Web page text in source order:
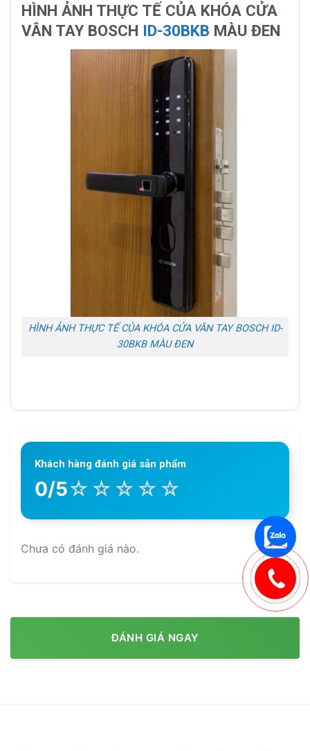
HÌNH ẢNH THỰC TẾ CỦA KHÓA CỬA
VÂN TAY BOSCH ID-30BKB MÀU ĐEN
HÌNH ẢNH THỰC TẾ CỦA KHÓA CỬA VÂN TAY BOSCH ID-
30BKB MÀU ĐEN
Khách hàng đánh giá sản phẩm
0/5☆ ☆ ☆ ☆ ☆
Chưa có đánh giá nào.
ĐÁNH GIÁ NGAY